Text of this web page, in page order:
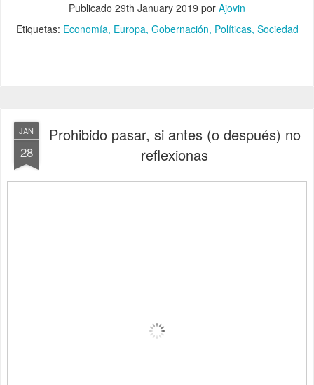
Publicado 29th January 2019 por Ajovin
Etiquetas: Economía Europa Gobernación Políticas Sociedad
JAN
28
Prohibido pasar, si antes (o después) no
reflexionas